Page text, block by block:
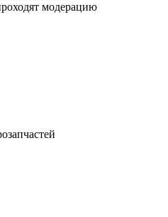
модерацию